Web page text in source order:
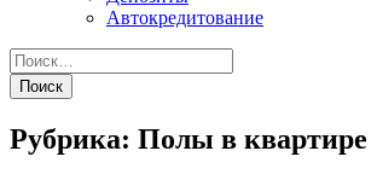
Автокредитование
Рубрика: Полы в квартире